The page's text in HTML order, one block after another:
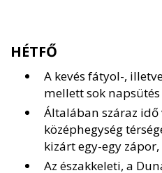
HÉTFŐ
A kevés fátyol-,
mellett sok
Általában száraz idő
középhegység
kizárt egy-egy
Az északkeleti, a